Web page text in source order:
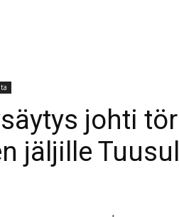
johti
jäljille